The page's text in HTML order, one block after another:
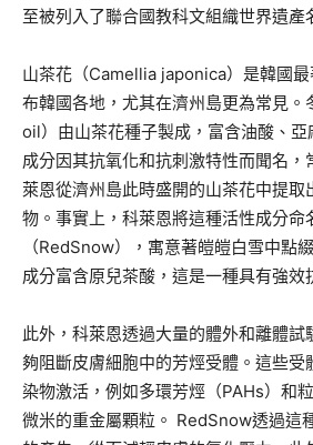
至被列入了聯合國教科文組織世界遺產
山茶花（Camellia japonica）是韓國
布韓國各地，尤其在濟州島更為常見
oil）由山茶花種子製成，富含油酸、
成分因其抗氧化和抗刺激特性而聞名，
萊恩從濟州島此時盛開的山茶花中提取
物。事實上，科萊恩將這種活性成分命
（RedSnow），寓意著皚皚白雪中點
成分富含原兒茶酸，這是一種具有強效
此外，科萊恩透過大量的體外和離體
夠阻斷皮膚細胞中的芳烴受體。這些受
染物激活，例如多環芳烴（PAHs）和
微米的重金屬顆粒。 RedSnow透過這